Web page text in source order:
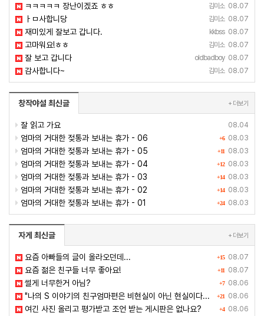
김미소 08.07
ㅋㅋㅋㅋㅋ 장난이겠죠 ㅎㅎ
김미소 08.07
ㅏㅁ사합니당
kkbss 08.07
재미있게 잘보고 갑니다.
김미소 08.07
고마워요!ㅎㅎ
oldbadboy 08.07
잘 보고 갑니다
김미소 08.07
감사합니다~
창작야설 최신글 + 더보기
08.04
잘 읽고 가요
+6 08.03
엄마의 거대한 젖통과 보내는 휴가 - 06
+11 08.03
엄마의 거대한 젖통과 보내는 휴가 - 05
+12 08.03
엄마의 거대한 젖통과 보내는 휴가 - 04
+14 08.03
엄마의 거대한 젖통과 보내는 휴가 - 03
+14 08.03
엄마의 거대한 젖통과 보내는 휴가 - 02
+24 08.03
엄마의 거대한 젖통과 보내는 휴가 - 01
자게 최신글 + 더보기
+15 08.07
요즘 아빠들의 글이 올라오던데...
+11 08.07
요즘 젊은 친구들 너무 좋아요!
+7 08.06
썰게 너무한거 아님?
+21 08.06
"나의 S 이야기의 친구엄마편은 비현실이 아닌 현실이다...
+4 08.06
여긴 사진 올리고 평가받고 조언 받는 게시판은 없나요?